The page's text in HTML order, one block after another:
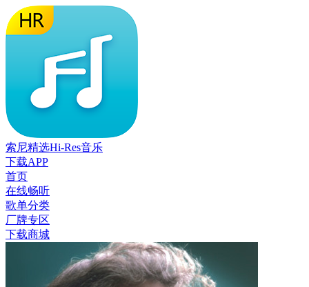
索尼精选Hi-Res音乐
下载APP
首页
在线畅听
歌单分类
厂牌专区
下载商城